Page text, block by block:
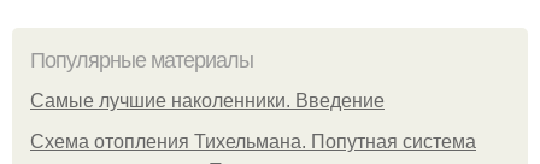
Популярные материалы
Самые лучшие наколенники. Введение
Схема отопления Тихельмана. Попутная система